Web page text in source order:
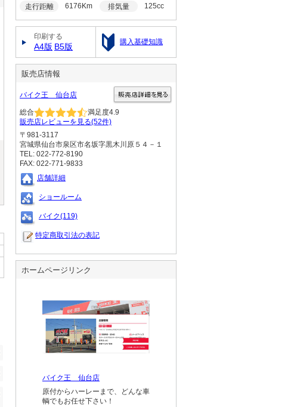
走行距離 6176Km 排気量 125cc
印刷する
A4版 B5版 購入基礎知識
販売店情報
バイク王 仙台店
総合 満足度4.9
販売店レビューを見る(52件)
〒981-3117
宮城県仙台市泉区市名坂字黒木川原５４－１
TEL: 022-772-8190
FAX: 022-771-9833
店舗詳細
ショールーム
バイク(119)
特定商取引法の表記
ホームページリンク
バイク王 仙台店
原付からハーレーまで、どんな車
輌でもお任せ下さい！